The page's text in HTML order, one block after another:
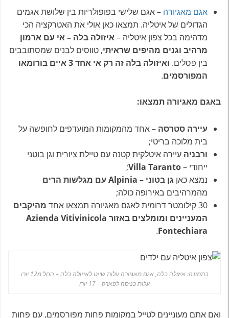
אגם מאגיורה – אגם שלישי בפופולריות בין שלושת אגמים
הגדולים של איטליה. תמצאו כאן אולי את האטרקציה הכי
מדהימה בכל צפון איטליה –איזולה בלה – אי עם ארמון
מרהיב וגנים מהיפים שראיתי, טווסים לבנים שמסתובבים
בין פסלים.
ואיזולה בלה זה רק אי אחד 3 איים בורומאו
המפורסמים.
באגם מאגיורה תמצאו:
עיירה סטרסה – אחד מהמקומות המועדפים לחופשה על
בית מלוכה בריטי;
ורבניה עיירה איטלקית קטנה עם טיילת ציורית וגן בוטני
ייחודי –Villa Taranto
;
נמצא כאן גן בטוני – Alpinia עם מגלשות הרים
מהמרהיבים באירופה כולה;
30 קילומטר דרומית לאגם מאגיורה תמצאו אחד
מהיקבים
המעניינים ומומלצים באזור Azienda Vitivinicola
Fontechiara
.
בתמונה: איזולה בלה, אגם מאגיורה עלות שייט לאיזולה בלה – החל מ12 יורו
עלות כניסה לפארק – 17 יורו
ואם אתם מעוניינים לטייל במקומות פחות מפורסמים, עם פחות